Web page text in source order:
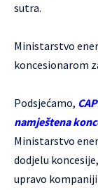
sutra.
Ministarstvo
koncesionarom
Podsjećamo,
namještena
Ministarstvo
dodjelu
upravo